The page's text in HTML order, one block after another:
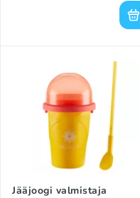
Jääjoogi valmistaja